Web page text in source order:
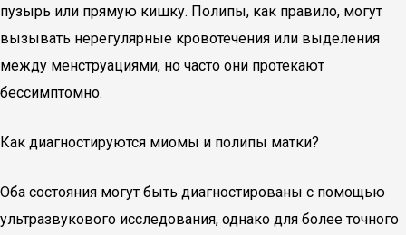
пузырь или прямую кишку. Полипы, как правило, могут
вызывать нерегулярные кровотечения или выделения
между менструациями, но часто они протекают
бессимптомно.
Как диагностируются миомы и полипы матки?
Оба состояния могут быть диагностированы с помощью
ультразвукового исследования, однако для более точного